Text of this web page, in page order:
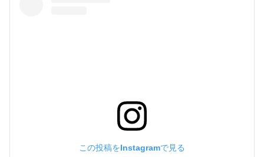
この投稿をInstagramで見る